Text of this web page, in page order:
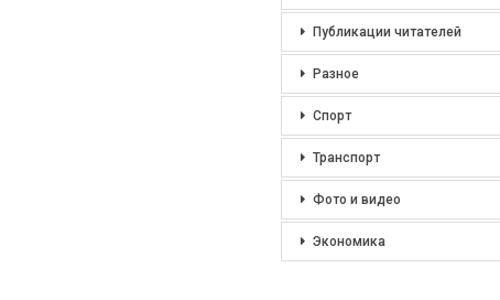
Публикации читателей
Разное
Спорт
Транспорт
Фото и видео
Экономика